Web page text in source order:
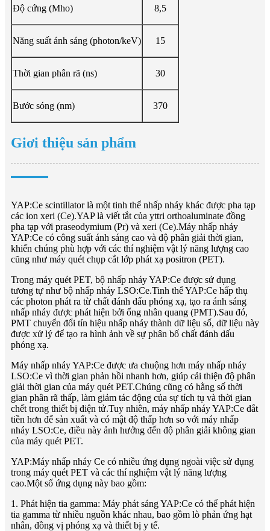
Độ cứng (Mho) 8,5
Năng suất ánh sáng (photon/keV) 15
Thời gian phân rã (ns) 30
Bước sóng (nm) 370
Giơi thiệu sản phẩm
YAP:Ce scintillator là một tinh thể nhấp nháy khác được pha tạp
các ion xeri (Ce).YAP là viết tắt của yttri orthoaluminate đồng
pha tạp với praseodymium (Pr) và xeri (Ce).Máy nhấp nháy
YAP:Ce có công suất ánh sáng cao và độ phân giải thời gian,
khiến chúng phù hợp với các thí nghiệm vật lý năng lượng cao
cũng như máy quét chụp cắt lớp phát xạ positron (PET).
Trong máy quét PET, bộ nhấp nháy YAP:Ce được sử dụng
tương tự như bộ nhấp nháy LSO:Ce.Tinh thể YAP:Ce hấp thụ
các photon phát ra từ chất đánh dấu phóng xạ, tạo ra ánh sáng
nhấp nháy được phát hiện bởi ống nhân quang (PMT).Sau đó,
PMT chuyển đổi tín hiệu nhấp nháy thành dữ liệu số, dữ liệu này
được xử lý để tạo ra hình ảnh về sự phân bố chất đánh dấu
phóng xạ.
Máy nhấp nháy YAP:Ce được ưa chuộng hơn máy nhấp nháy
LSO:Ce vì thời gian phản hồi nhanh hơn, giúp cải thiện độ phân
giải thời gian của máy quét PET.Chúng cũng có hằng số thời
gian phân rã thấp, làm giảm tác động của sự tích tụ và thời gian
chết trong thiết bị điện tử.Tuy nhiên, máy nhấp nháy YAP:Ce đắt
tiền hơn để sản xuất và có mật độ thấp hơn so với máy nhấp
nháy LSO:Ce, điều này ảnh hưởng đến độ phân giải không gian
của máy quét PET.
YAP:Máy nhấp nháy Ce có nhiều ứng dụng ngoài việc sử dụng
trong máy quét PET và các thí nghiệm vật lý năng lượng
cao.Một số ứng dụng này bao gồm:
1. Phát hiện tia gamma: Máy phát sáng YAP:Ce có thể phát hiện
tia gamma từ nhiều nguồn khác nhau, bao gồm lò phản ứng hạt
nhân, đồng vị phóng xạ và thiết bị y tế.